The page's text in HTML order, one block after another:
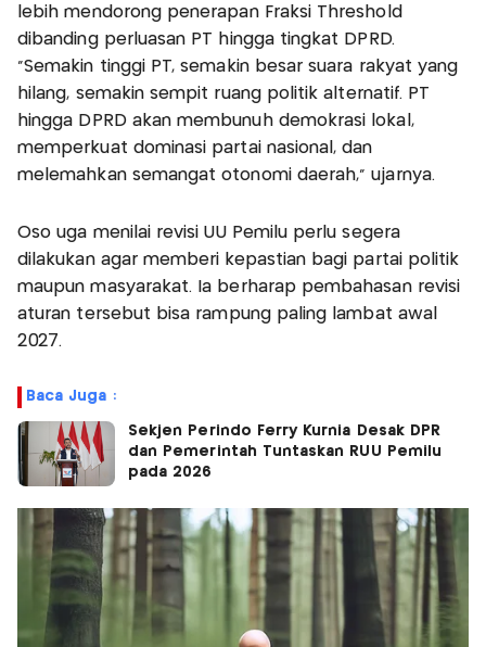
lebih mendorong penerapan Fraksi Threshold
dibanding perluasan PT hingga tingkat DPRD.
"Semakin tinggi PT, semakin besar suara rakyat yang
hilang, semakin sempit ruang politik alternatif. PT
hingga DPRD akan membunuh demokrasi lokal,
memperkuat dominasi partai nasional, dan
melemahkan semangat otonomi daerah," ujarnya.
Oso uga menilai revisi UU Pemilu perlu segera
dilakukan agar memberi kepastian bagi partai politik
maupun masyarakat. Ia berharap pembahasan revisi
aturan tersebut bisa rampung paling lambat awal
2027.
Baca Juga :
Sekjen Perindo Ferry Kurnia Desak DPR
dan Pemerintah Tuntaskan RUU Pemilu
pada 2026